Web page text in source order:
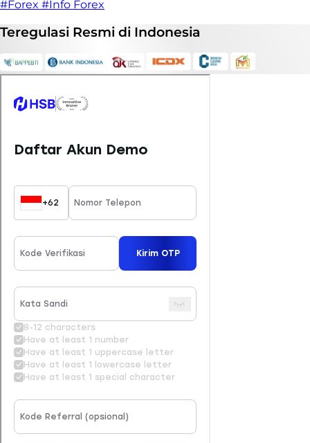
#Forex #Info Forex
Teregulasi Resmi di Indonesia